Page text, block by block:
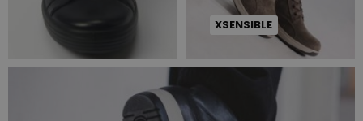
XSENSIBLE